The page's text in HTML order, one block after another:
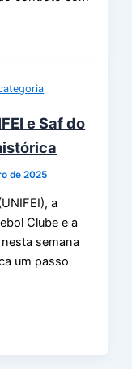
e Saf do
de 2025
a
Clube e a
semana
um passo